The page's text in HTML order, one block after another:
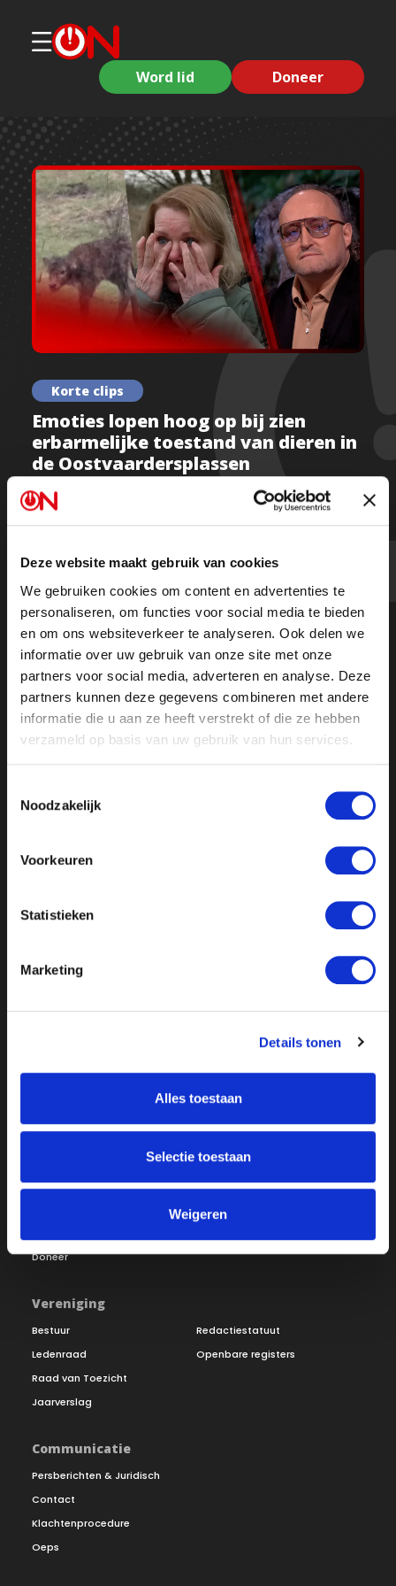
Deze website maakt gebruik van cookies
We gebruiken cookies om content en advertenties te
personaliseren, om functies voor social media te bieden
en om ons websiteverkeer te analyseren. Ook delen we
informatie over uw gebruik van onze site met onze
partners voor social media, adverteren en analyse. Deze
partners kunnen deze gegevens combineren met andere
informatie die u aan ze heeft verstrekt of die ze hebben
verzameld op basis van uw gebruik van hun services.
Noodzakelijk
Voorkeuren
Statistieken
Marketing
Details tonen
Alles toestaan
Selectie toestaan
Weigeren
Word lid Doneer
Korte clips
Emoties lopen hoog op bij zien
erbarmelijke toestand van dieren in
de Oostvaardersplassen
Kijk deel 1
Kijk deel 2
Of luister de uitzending terug op Spotify
Onze missie
Doneer
Steunbetuigingen
Vacatures
Vereniging
Bestuur
Ledenraad
Raad van Toezicht
Jaarverslag
Redactiestatuut
Openbare registers
Communicatie
Persberichten & Juridisch
Contact
Klachtenprocedure
Oeps